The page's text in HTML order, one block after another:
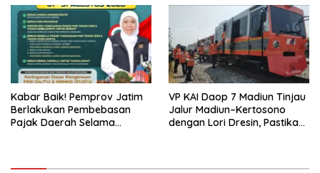
Kabar Baik! Pemprov Jatim
Berlakukan Pembebasan
Pajak Daerah Selama
VP KAI Daop 7 Madiun Tinjau
Jalur Madiun–Kertosono
dengan Lori Dresin, Pastikan